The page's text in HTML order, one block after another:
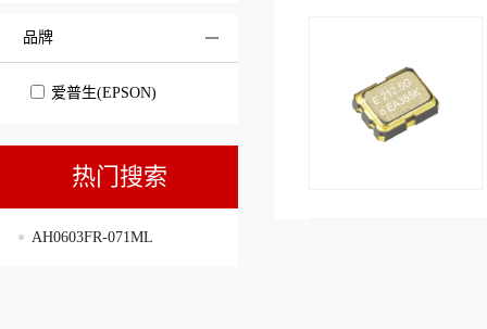
品牌
爱普生(EPSON)
热门搜索
AH0603FR-071ML